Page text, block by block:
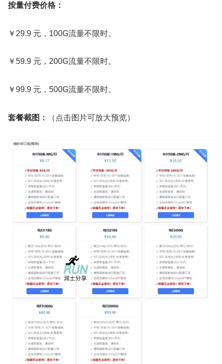
按量付费价格：
￥29.9 元，100G流量不限时。
￥59.9 元，200G流量不限时。
￥99.9 元，500G流量不限时。
套餐截图： （点击图片可放大预览）